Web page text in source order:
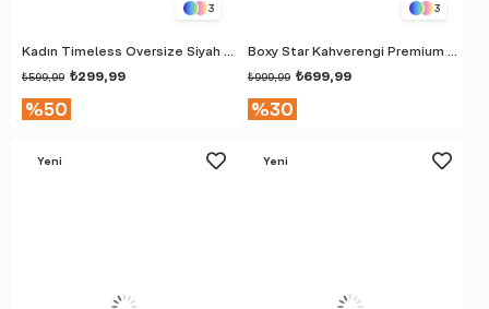
3
Kadın Timeless Oversize Siyah T-Shirt
₺299,99
₺599,99
%50
3
Boxy Star Kahverengi Premium T-Shirt
₺699,99
₺999,99
%30
Yeni
Yeni